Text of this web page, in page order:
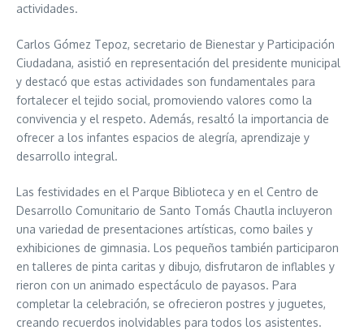
actividades.
Carlos Gómez Tepoz, secretario de Bienestar y Participación
Ciudadana, asistió en representación del presidente municipal
y destacó que estas actividades son fundamentales para
fortalecer el tejido social, promoviendo valores como la
convivencia y el respeto. Además, resaltó la importancia de
ofrecer a los infantes espacios de alegría, aprendizaje y
desarrollo integral.
Las festividades en el Parque Biblioteca y en el Centro de
Desarrollo Comunitario de Santo Tomás Chautla incluyeron
una variedad de presentaciones artísticas, como bailes y
exhibiciones de gimnasia. Los pequeños también participaron
en talleres de pinta caritas y dibujo, disfrutaron de inflables y
rieron con un animado espectáculo de payasos. Para
completar la celebración, se ofrecieron postres y juguetes,
creando recuerdos inolvidables para todos los asistentes.